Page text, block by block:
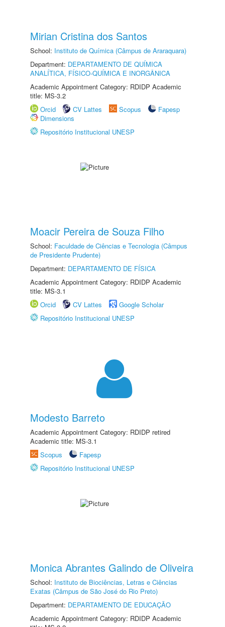
Mirian Cristina dos Santos
School: Instituto de Química (Câmpus de Araraquara)
Department: DEPARTAMENTO DE QUÍMICA
ANALÍTICA, FÍSICO-QUÍMICA E INORGÂNICA
Academic Appointment Category: RDIDP Academic
title: MS-3.2
Orcid
CV Lattes Scopus
Fapesp
Dimensions
Repositório Institucional UNESP
Moacir Pereira de Souza Filho
School: Faculdade de Ciências e Tecnologia (Câmpus
de Presidente Prudente)
Department: DEPARTAMENTO DE FÍSICA
Academic Appointment Category: RDIDP Academic
title: MS-3.1
Orcid
CV Lattes
Google Scholar
Repositório Institucional UNESP
Modesto Barreto
Academic Appointment Category: RDIDP retired
Academic title: MS-3.1
Scopus
Fapesp
Repositório Institucional UNESP
Monica Abrantes Galindo de Oliveira
School: Instituto de Biociências, Letras e Ciências
Exatas (Câmpus de São José do Rio Preto)
Department: DEPARTAMENTO DE EDUCAÇÃO
Academic Appointment Category: RDIDP Academic